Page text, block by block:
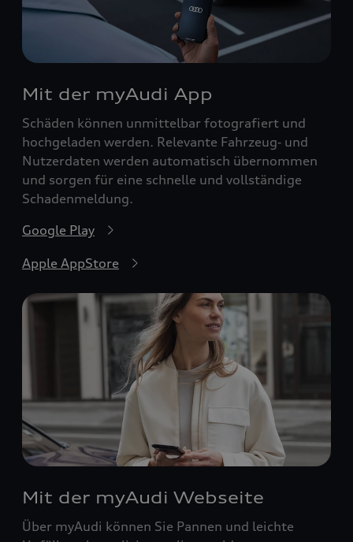
Mit der myAudi App
Schäden können unmittelbar fotografiert und
hochgeladen werden. Relevante Fahrzeug‑ und
Nutzerdaten werden automatisch übernommen
und sorgen für eine schnelle und vollständige
Schadenmeldung.
Google Play
Apple AppStore
Mit der myAudi Webseite
Über myAudi können Sie Pannen und leichte